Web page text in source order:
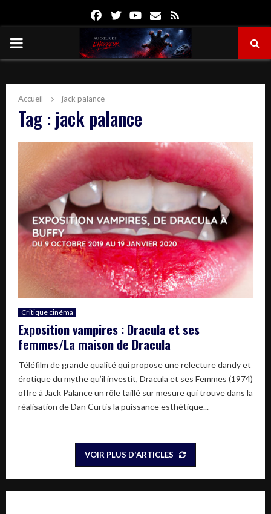
FacebookTwitterYoutube
Email
PRIMARY
Accueil jack palance
Tag : jack palance
Critique cinéma
Exposition vampires : Dracula et ses
femmes/La maison de Dracula
Téléfilm de grande qualité qui propose une relecture dandy et
érotique du mythe qu’il investit, Dracula et ses Femmes (1974)
offre à Jack Palance un rôle taillé sur mesure qui trouve dans la
réalisation de Dan Curtis la puissance esthétique...
VOIR PLUS D'ARTICLES